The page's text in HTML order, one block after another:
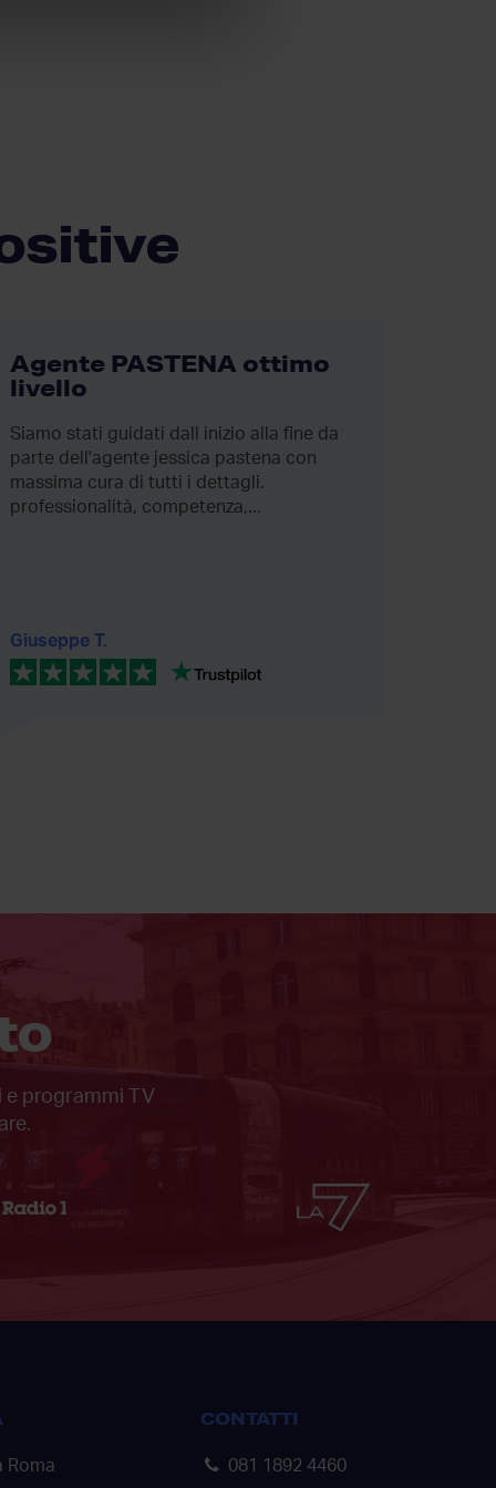
Agente PASTENA ottimo
livello
Siamo stati guidati dall inizio alla fine da
parte dell'agente jessica pastena con
massima cura di tutti i dettagli.
professionalità, competenza,...
Giuseppe T.
e programmi TV
Roma
CONTATTI
081 1892 4460